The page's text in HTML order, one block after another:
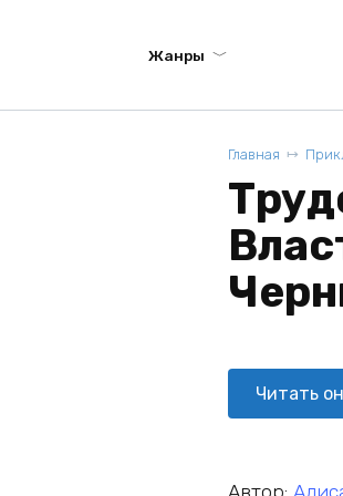
Жанры
Главная
Читать
Автор: